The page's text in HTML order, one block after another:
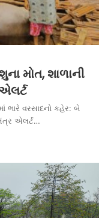
મોત, શાળાની
ભારે વરસાદનો કહેર: બે
એલર્ટ…